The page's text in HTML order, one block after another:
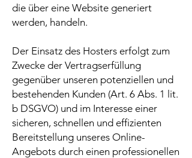
die über eine Website generiert
werden, handeln.
Der Einsatz des Hosters erfolgt zum
Zwecke der Vertragserfüllung
gegenüber unseren potenziellen und
bestehenden Kunden (Art. 6 Abs. 1 lit.
b DSGVO) und im Interesse einer
sicheren, schnellen und effizienten
Bereitstellung unseres Online-
Angebots durch einen professionellen